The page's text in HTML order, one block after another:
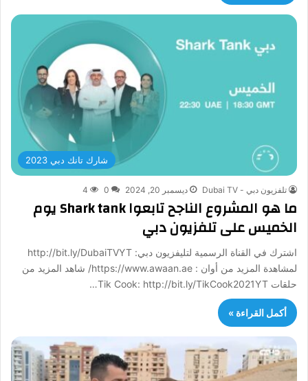
شارك تانك دبي 2023
تلفزيون دبي - Dubai TV ديسمبر 20, 2024 0
4
ما هو المشروع الناجح تابعوا Shark tank يوم
الخميس على تلفزيون دبي
اشترك في القناة الرسمية لتليفزيون دبي: http://bit.ly/DubaiTVYT
لمشاهدة المزيد من أوان : https://www.awaan.ae/ شاهد المزيد من
حلقات Tik Cook: http://bit.ly/TikCook2021YT…
أكمل القراءة »